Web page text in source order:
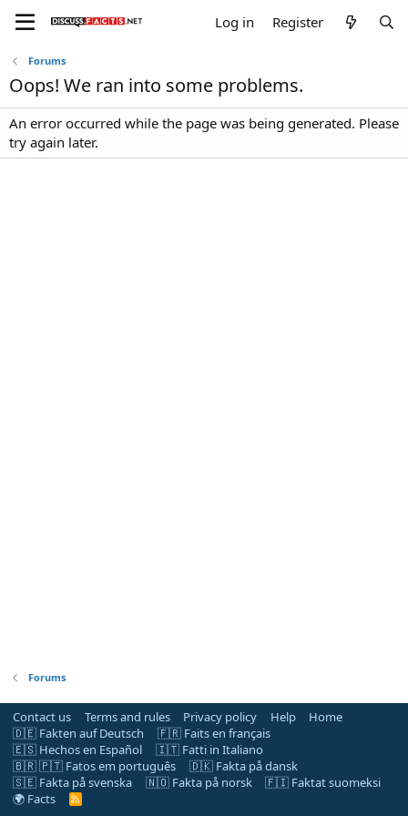
Log in Register
Forums
Oops! We ran into some problems.
An error occurred while the page was being generated. Please
try again later.
Forums
Contact us Terms and rules Privacy policy Help
Home
🇩🇪 Fakten auf Deutsch
🇫🇷 Faits en français
🇪🇸 Hechos en Español
🇮🇹 Fatti in Italiano
🇧🇷 🇵🇹 Fatos em português
🇩🇰 Fakta på dansk
🇸🇪 Fakta på svenska
🇳🇴 Fakta på norsk
🇫🇮 Faktat suomeksi
🌍 Facts
R